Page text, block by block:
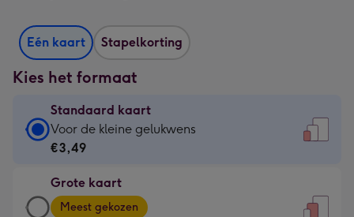
Eén kaart Stapelkorting
Kies het formaat
Standaard kaart
Standaard
kaart
€3,49
-
Voor de kleine gelukwens
€3,49
Grote kaart
Grote
Meest gekozen